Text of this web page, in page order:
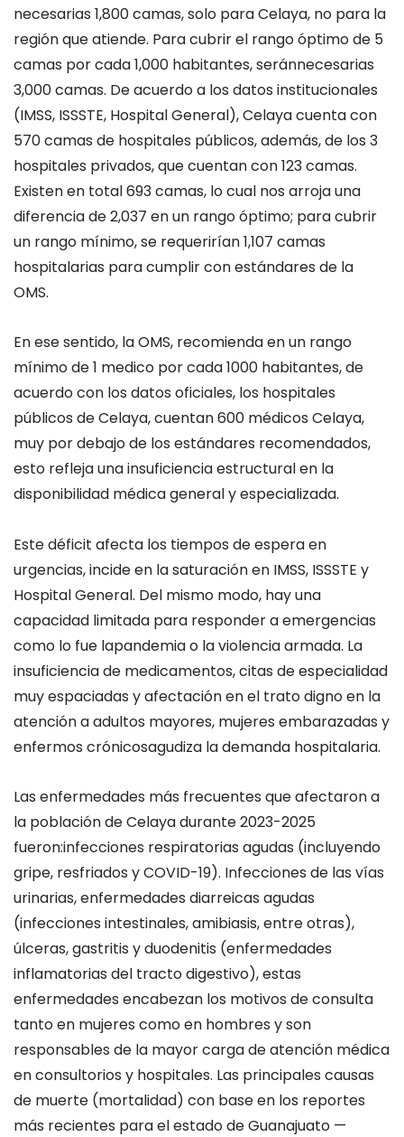
necesarias 1,800camas, solo para Celaya, no para la
región que atiende. Para cubrirel rango óptimode 5
camas por cada 1,000 habitantes,seránnecesarias
3,000camas. De acuerdo a los datos institucionales
(IMSS, ISSSTE, Hospital General), Celaya cuenta con
570camas de hospitales públicos, además, de los 3
hospitales privados, que cuentan con 123 camas.
Existenen total 693 camas, lo cual nos arroja una
diferencia de2,037 en un rango óptimo; para cubrir
un rango mínimo, se requerirían 1,107 camas
hospitalarias para cumplir con estándares de la
OMS.
En ese sentido, la OMS, recomienda en un rango
mínimo de 1 medico por cada 1000 habitantes, de
acuerdo con los datos oficiales, los hospitales
públicos de Celaya, cuentan 600 médicos Celaya,
muy por debajo de los estándares recomendados,
esto refleja una insuficiencia estructural en la
disponibilidad médica general y especializada.
Este déficit afecta los tiempos de espera en
urgencias,incide en lasaturación en IMSS, ISSSTE y
Hospital General. Del mismo modo, hayuna
capacidad limitada para responder a emergencias
como lo fue lapandemia o la violencia armada. La
insuficiencia de medicamentos, citas de especialidad
muy espaciadas y afectación en el trato digno en la
atención a adultos mayores, mujeres embarazadas y
enfermos crónicosagudiza la demanda hospitalaria.
Las enfermedades más frecuentes que afectarona
la población de Celaya durante 2023-2025
fueron:infecciones respiratorias agudas (incluyendo
gripe, resfriados y COVID-19). Infecciones de las vías
urinarias, enfermedades diarreicas agudas
(infecciones intestinales, amibiasis, entre otras),
úlceras, gastritis y duodenitis (enfermedades
inflamatorias del tracto digestivo), estas
enfermedades encabezan los motivos de consulta
tanto en mujeres como en hombres y son
responsables de la mayor carga de atención médica
en consultorios y hospitales. Las principales causas
de muerte (mortalidad) con base en los reportes
más recientes para el estado de Guanajuato —